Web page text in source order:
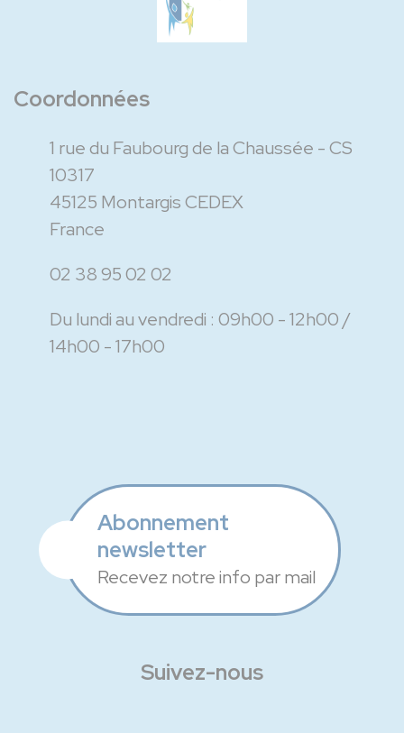
Coordonnées
1 rue du Faubourg de la Chaussée - CS
10317
45125 Montargis CEDEX
France
02 38 95 02 02
Du lundi au vendredi : 09h00 - 12h00
14h00 - 17h00
Abonnement
newsletter
Recevez notre info par mail
Suivez-nous